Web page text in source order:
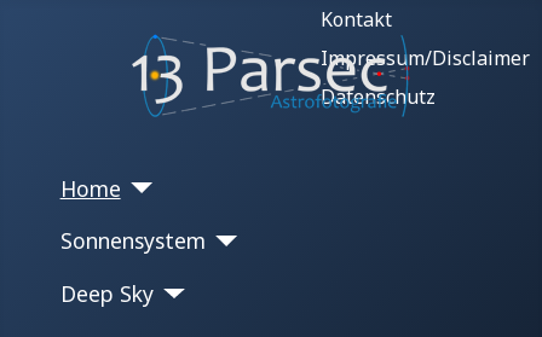
Kontakt
Impressum/Disclaimer
Datenschutz
Home
Sonnensystem
Deep Sky